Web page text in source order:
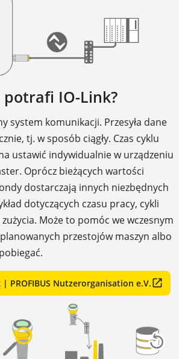
potrafi IO-Link?
system komunikacji. Przesyła dane
tj. w sposób ciągły. Czas cyklu
ustawić indywidualnie w urządzeniu
Oprócz bieżących wartości
dostarczają innych niezbędnych
dotyczących czasu pracy, cykli
zużycia. Może to pomóc we wczesnym
przestojów maszyn albo
PROFIBUS Nutzerorganisation e.V.